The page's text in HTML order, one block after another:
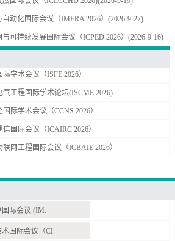
动化国际会议（IMERA 2026） (2026-9-27)
可持续发展国际会议（ICPED 2026） (2026-9-16)
学术会议（ISFE 2026）
工程国际学术论坛(ISCME 2026)
际学术会议（CCNS 2026）
国际会议（ICAIRC 2026）
网工程国际会议（ICBAIE 2026）
国际会议 (IM.
国际会议（CI.